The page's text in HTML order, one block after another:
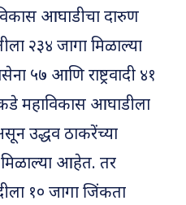
आघाडीचा दारुण
२३४ जागा मिळाल्या
५७ आणि राष्ट्रवादी ४१
महाविकास आघाडीला
उद्धव ठाकरेंच्या
आहेत. तर
१० जागा जिंकता